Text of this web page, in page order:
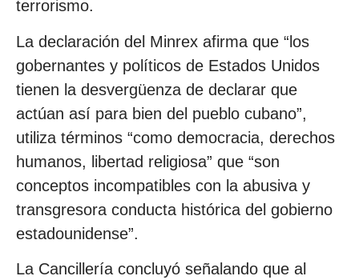
terrorismo.
La declaración del Minrex afirma que “los
gobernantes y políticos de Estados Unidos
tienen la desvergüenza de declarar que
actúan así para bien del pueblo cubano”,
utiliza términos “como democracia, derechos
humanos, libertad religiosa” que “son
conceptos incompatibles con la abusiva y
transgresora conducta histórica del gobierno
estadounidense”.
La Cancillería concluyó señalando que al